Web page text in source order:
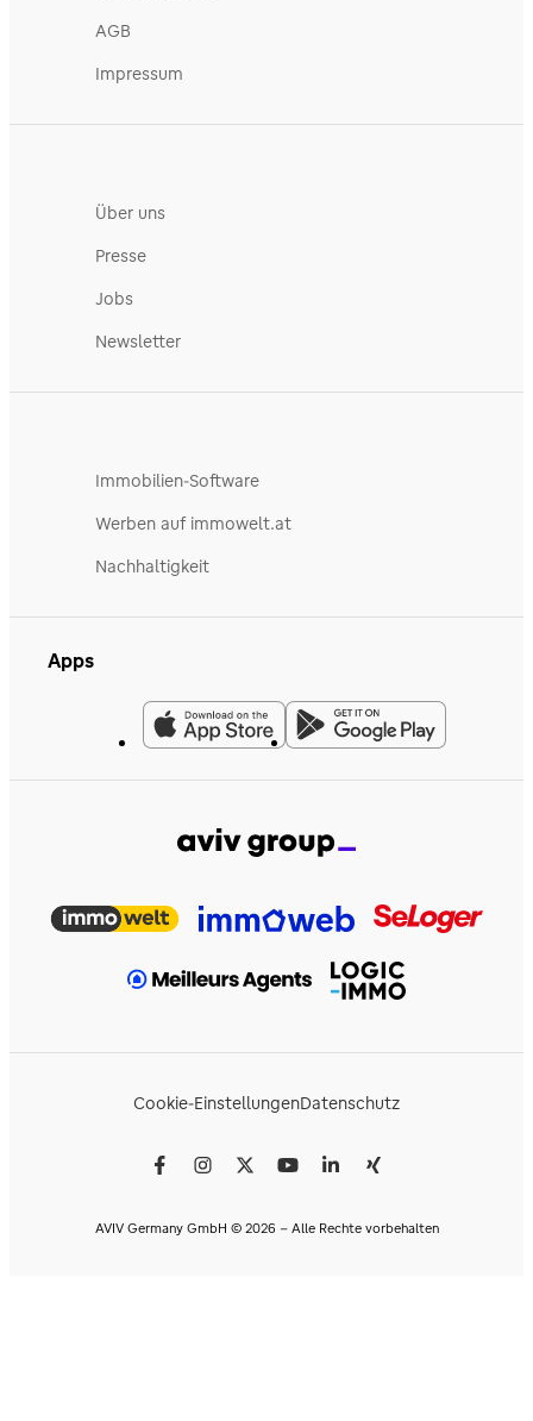
AGB
Impressum
Über uns
Presse
Jobs
Newsletter
Immobilien-Software
Werben auf immowelt.at
Nachhaltigkeit
Apps
Cookie-EinstellungenDatenschutz
AVIV Germany GmbH © 2026 - Alle Rechte vorbehalten